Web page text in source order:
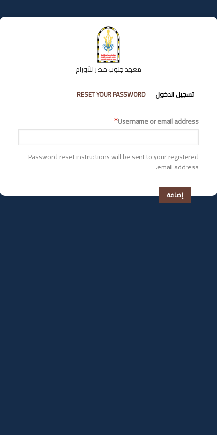
إلى
المحتوى
معهد جنوب مصر للأورام
التبويبات
الأساسية
تسجيل الدخول RESET YOUR PASSWORD
Username or email address
Password reset instructions will be sent to your registered
email address.